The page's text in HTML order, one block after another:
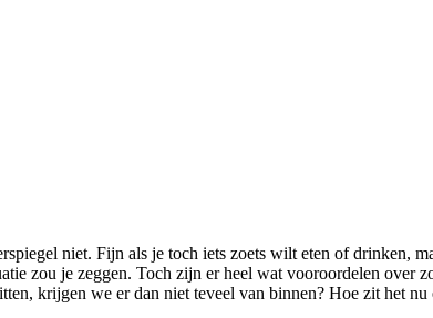
niet. Fijn als je toch iets zoets wilt eten of drinken,
zou je zeggen. Toch zijn er heel wat vooroordelen over
krijgen we er dan niet teveel van binnen? Hoe zit het